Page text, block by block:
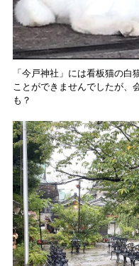
「今戸神社」には看板猫の白
ことができませんでしたが、
も？